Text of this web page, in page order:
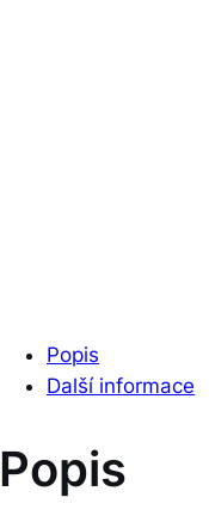
Popis
Další informace
Popis